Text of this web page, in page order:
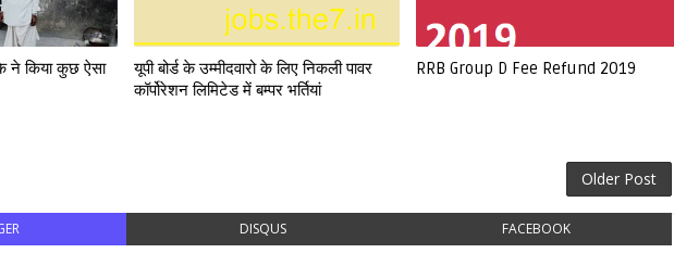
ने किया कुछ ऐसा
यूपी बोर्ड के उम्मीदवारो के लिए निकली पावर
कॉर्पोरेशन लिमिटेड में बम्पर भर्तियां
RRB Group D Fee Refund 2019
Older Post
DISQUS FACEBOOK